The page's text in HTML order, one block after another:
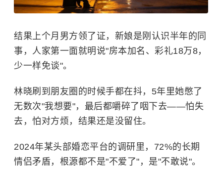
结果上个月男方领了证，新娘是刚认识半年的同
事，人家第一面就明说"房本加名、彩礼18万8，
少一样免谈"。
林晓刷到朋友圈的时候手都在抖，5年里她憋了
无数次"我想要"，最后都嚼碎了咽下去——怕失
去，怕对方烦，结果还是没留住。
2024年某头部婚恋平台的调研里，72%的长期
情侣矛盾，根源都不是"不爱了"，是"不敢说"。